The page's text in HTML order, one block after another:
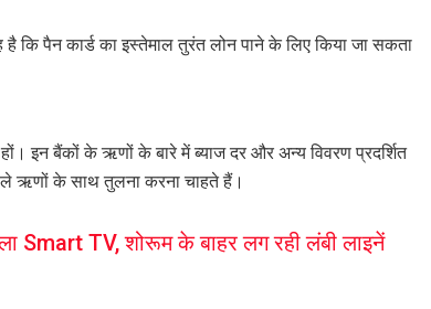
पैन कार्ड का इस्तेमाल तुरंत लोन पाने के लिए किया जा सकता
इन बैंकों के ऋणों के बारे में ब्याज दर और अन्य विवरण प्रदर्शित
ऋणों के साथ तुलना करना चाहते हैं।
Smart TV, शोरूम के बाहर लग रही लंबी लाइनें